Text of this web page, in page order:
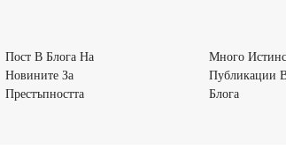
Пост В Блога На
Новините За
ПрестъпносттаПост
Много
Публикации
БлогаМного